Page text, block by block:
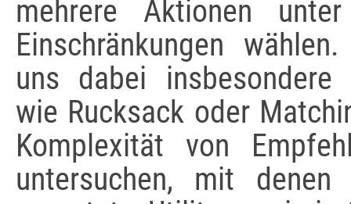
mehrere Aktionen
Einschränkungen
uns dabei insbesondere
wie Rucksack oder
Komplexität von
untersuchen, mit